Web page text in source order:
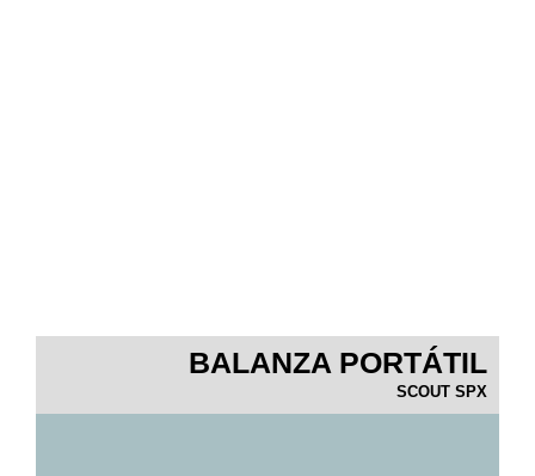
BALANZA PORTÁTIL
SCOUT SPX